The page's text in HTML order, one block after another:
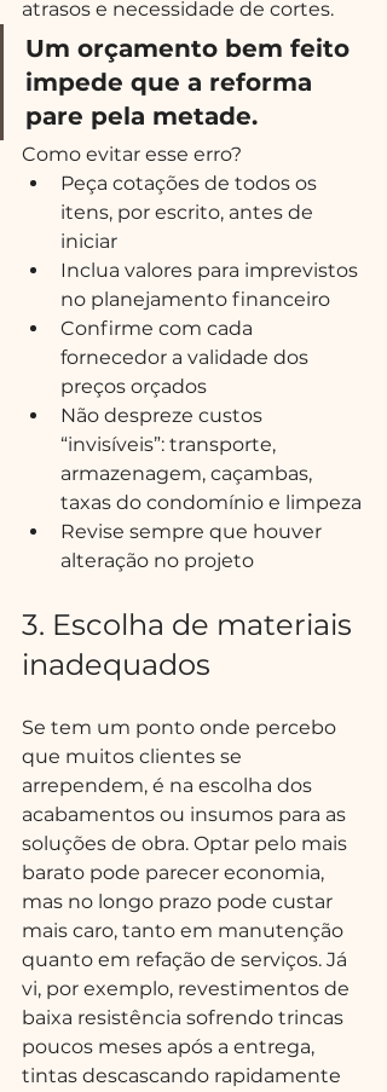
atrasos e necessidade de cortes.
Um orçamento bem feito
impede que a reforma
pare pela metade.
Como evitar esse erro?
Peça cotações de todos os
itens, por escrito, antes de
iniciar
Inclua valores para imprevistos
no planejamento financeiro
Confirme com cada
fornecedor a validade dos
preços orçados
Não despreze custos
“invisíveis”: transporte,
armazenagem, caçambas,
taxas do condomínio e limpeza
Revise sempre que houver
alteração no projeto
3. Escolha de materiais
inadequados
Se tem um ponto onde percebo
que muitos clientes se
arrependem, é na escolha dos
acabamentos ou insumos para as
soluções de obra. Optar pelo mais
barato pode parecer economia,
mas no longo prazo pode custar
mais caro, tanto em manutenção
quanto em refação de serviços. Já
vi, por exemplo, revestimentos de
baixa resistência sofrendo trincas
poucos meses após a entrega,
tintas descascando rapidamente